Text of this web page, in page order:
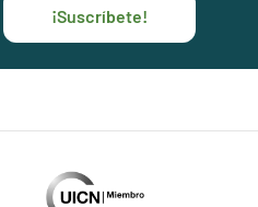
¡Suscríbete!